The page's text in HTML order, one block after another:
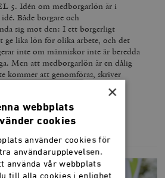
Idén om medborgarlön är i
Både borgare och
sig mot den: I ett borgerligt
ge lika lön för olika arbete, och det
inte om människor inte är beredda
Men att medborgarlön är en dålig
kommer att genomföras, skriver
i Europaparlamentet.
×
webbplats
cookies
använder cookies för
användarupplevelsen.
använda vår webbplats
till alla cookies i enlighet